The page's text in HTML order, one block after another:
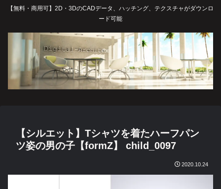
【無料・商用可】2D・3DのCADデータ、ハッチング、テクスチャがダウンロ
ード可能
【シルエット】Tシャツを着たハーフパン
ツ姿の男の子【formZ】 child_0097
2020.10.24